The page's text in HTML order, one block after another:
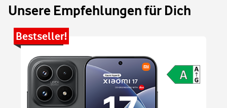
Unsere Empfehlungen für Dich
Bestseller!